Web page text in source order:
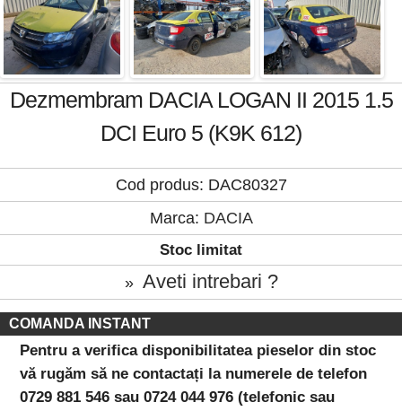
Dezmembram DACIA LOGAN II 2015 1.5
DCI Euro 5 (K9K 612)
Cod produs: DAC80327
Marca: DACIA
Stoc limitat
» Aveti intrebari ?
COMANDA INSTANT
Pentru a verifica disponibilitatea pieselor din stoc
vă rugăm să ne contactați la numerele de telefon
0729 881 546 sau 0724 044 976 (telefonic sau